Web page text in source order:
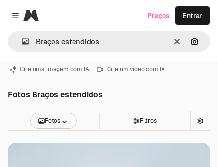
Close menu
Magnific
Limpar
Preços Entrar
Crie uma imagem com IA Crie um vídeo com IA
Fotos Braços estendidos
Fotos Filtros